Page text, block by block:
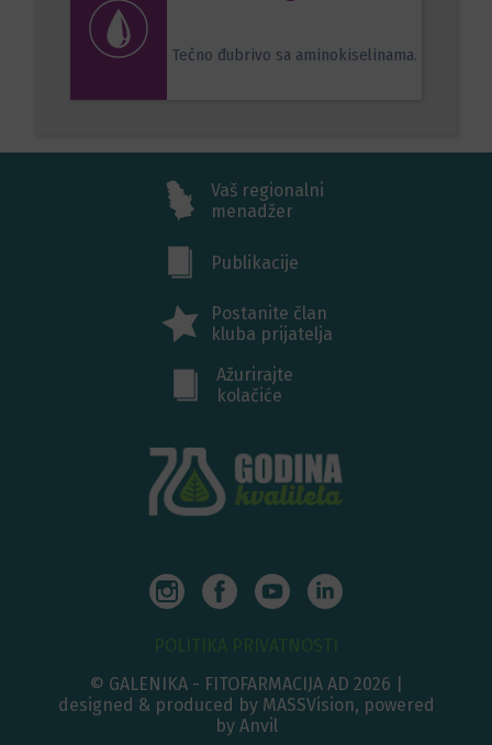
Tečno đubrivo sa aminokiselinama.
Vaš regionalni
menadžer
Publikacije
Postanite član
kluba prijatelja
Ažurirajte
kolačiće
© GALENIKA - FITOFARMACIJA AD 2026 |
designed & produced by MASSVision, powered
by Anvil